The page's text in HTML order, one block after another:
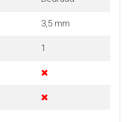
3,5 mm
1